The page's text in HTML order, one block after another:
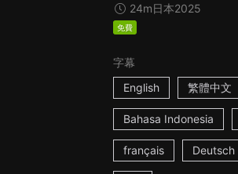
24m日本2025
免費
字幕
English
繁體中文
Bahasa Indonesia
français Deutsch